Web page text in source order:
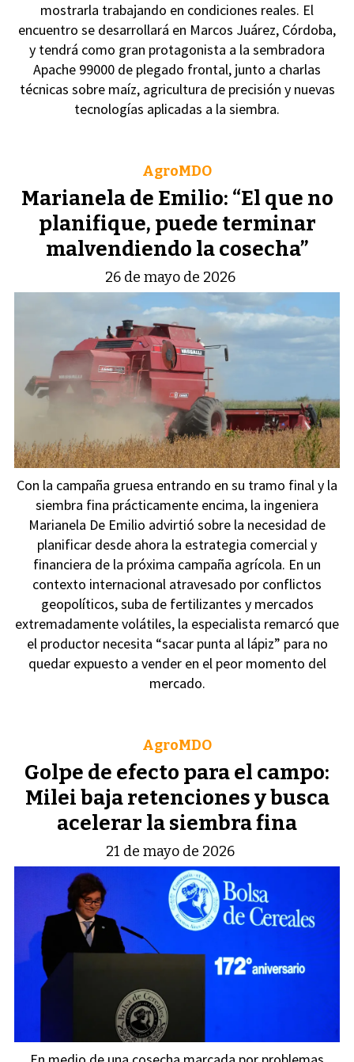
mostrarla trabajando en condiciones reales. El
encuentro se desarrollará en Marcos Juárez, Córdoba,
y tendrá como gran protagonista a la sembradora
Apache 99000 de plegado frontal, junto a charlas
técnicas sobre maíz, agricultura de precisión y nuevas
tecnologías aplicadas a la siembra.
Marianela de Emilio: “El que no
planifique, puede terminar
malvendiendo la cosecha”
AgroMDO
26 de mayo de 2026
Con la campaña gruesa entrando en su tramo final y la
siembra fina prácticamente encima, la ingeniera
Marianela De Emilio advirtió sobre la necesidad de
planificar desde ahora la estrategia comercial y
financiera de la próxima campaña agrícola. En un
contexto internacional atravesado por conflictos
geopolíticos, suba de fertilizantes y mercados
extremadamente volátiles, la especialista remarcó que
el productor necesita “sacar punta al lápiz” para no
quedar expuesto a vender en el peor momento del
mercado.
Golpe de efecto para el campo:
Milei baja retenciones y busca
acelerar la siembra fina
AgroMDO
21 de mayo de 2026